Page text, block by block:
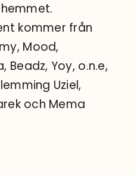
kommer från
Mood,
Beadz, Yoy, o.n.e,
Uziel,
och Mema